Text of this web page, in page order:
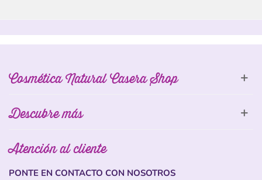
Cosmética Natural Casera Shop
Descubre más
Atención al cliente
PONTE EN CONTACTO CON NOSOTROS